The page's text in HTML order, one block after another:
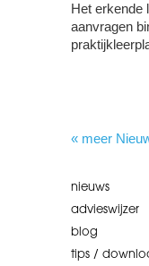
Het erkende
aanvragen
« meer
nieuws
advieswijzer
blog
tips /